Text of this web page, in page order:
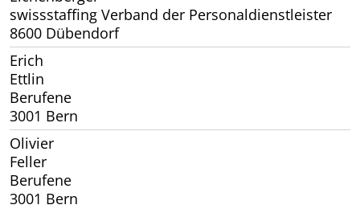
swissstaffing Verband der Personaldienstleister
8600 Dübendorf
Erich
Ettlin
Berufene
3001 Bern
Olivier
Feller
Berufene
3001 Bern